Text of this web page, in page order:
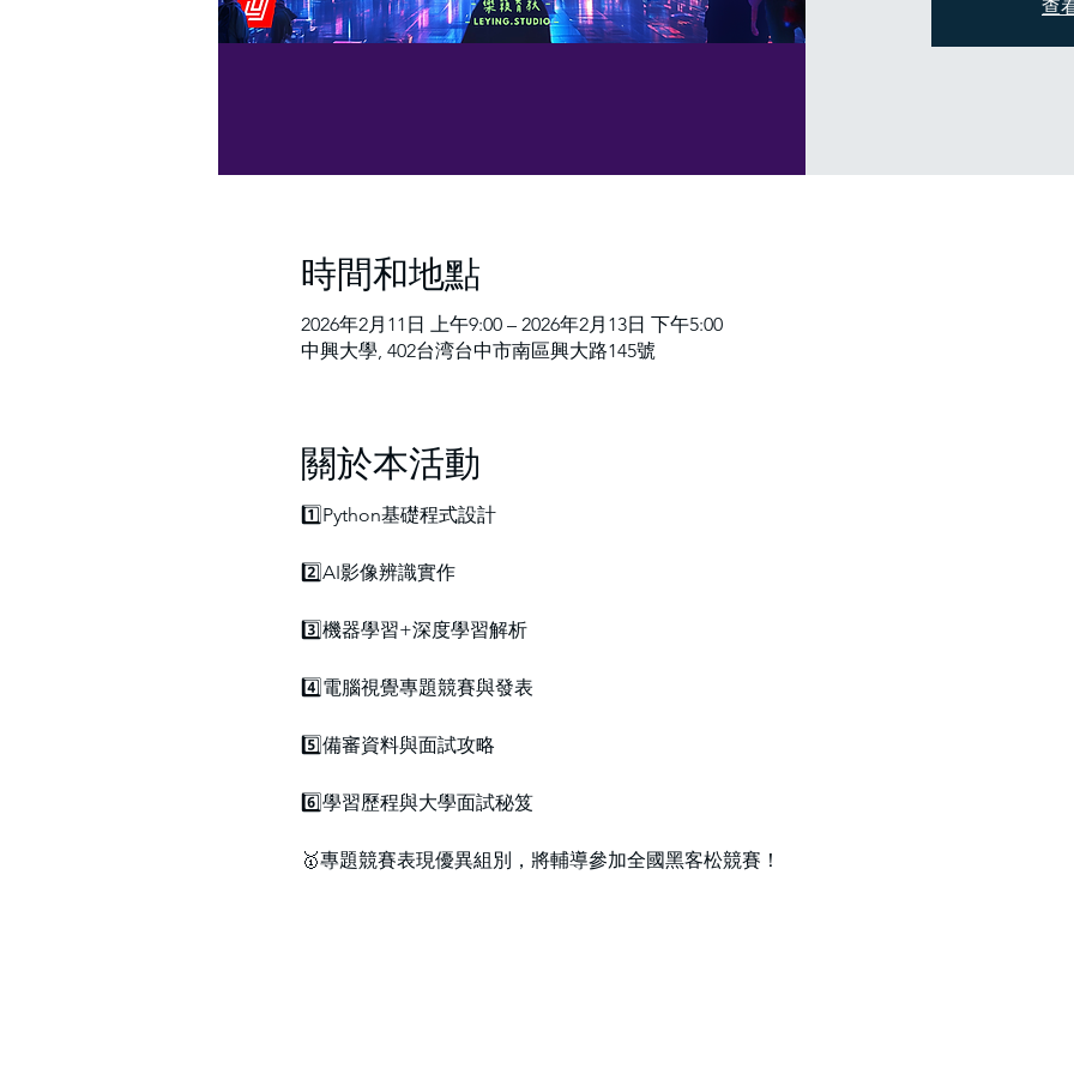
查
時間和地點
2026年2月11日 上午9:00 – 2026年2月13日 下午5:00
中興大學, 402台湾台中市南區興大路145號
關於本活動
1️⃣Python基礎程式設計
2️⃣AI影像辨識實作
3️⃣機器學習+深度學習解析
4️⃣電腦視覺專題競賽與發表
5️⃣備審資料與面試攻略
6️⃣學習歷程與大學面試秘笈
🥇專題競賽表現優異組別，將輔導參加全國黑客松競賽！